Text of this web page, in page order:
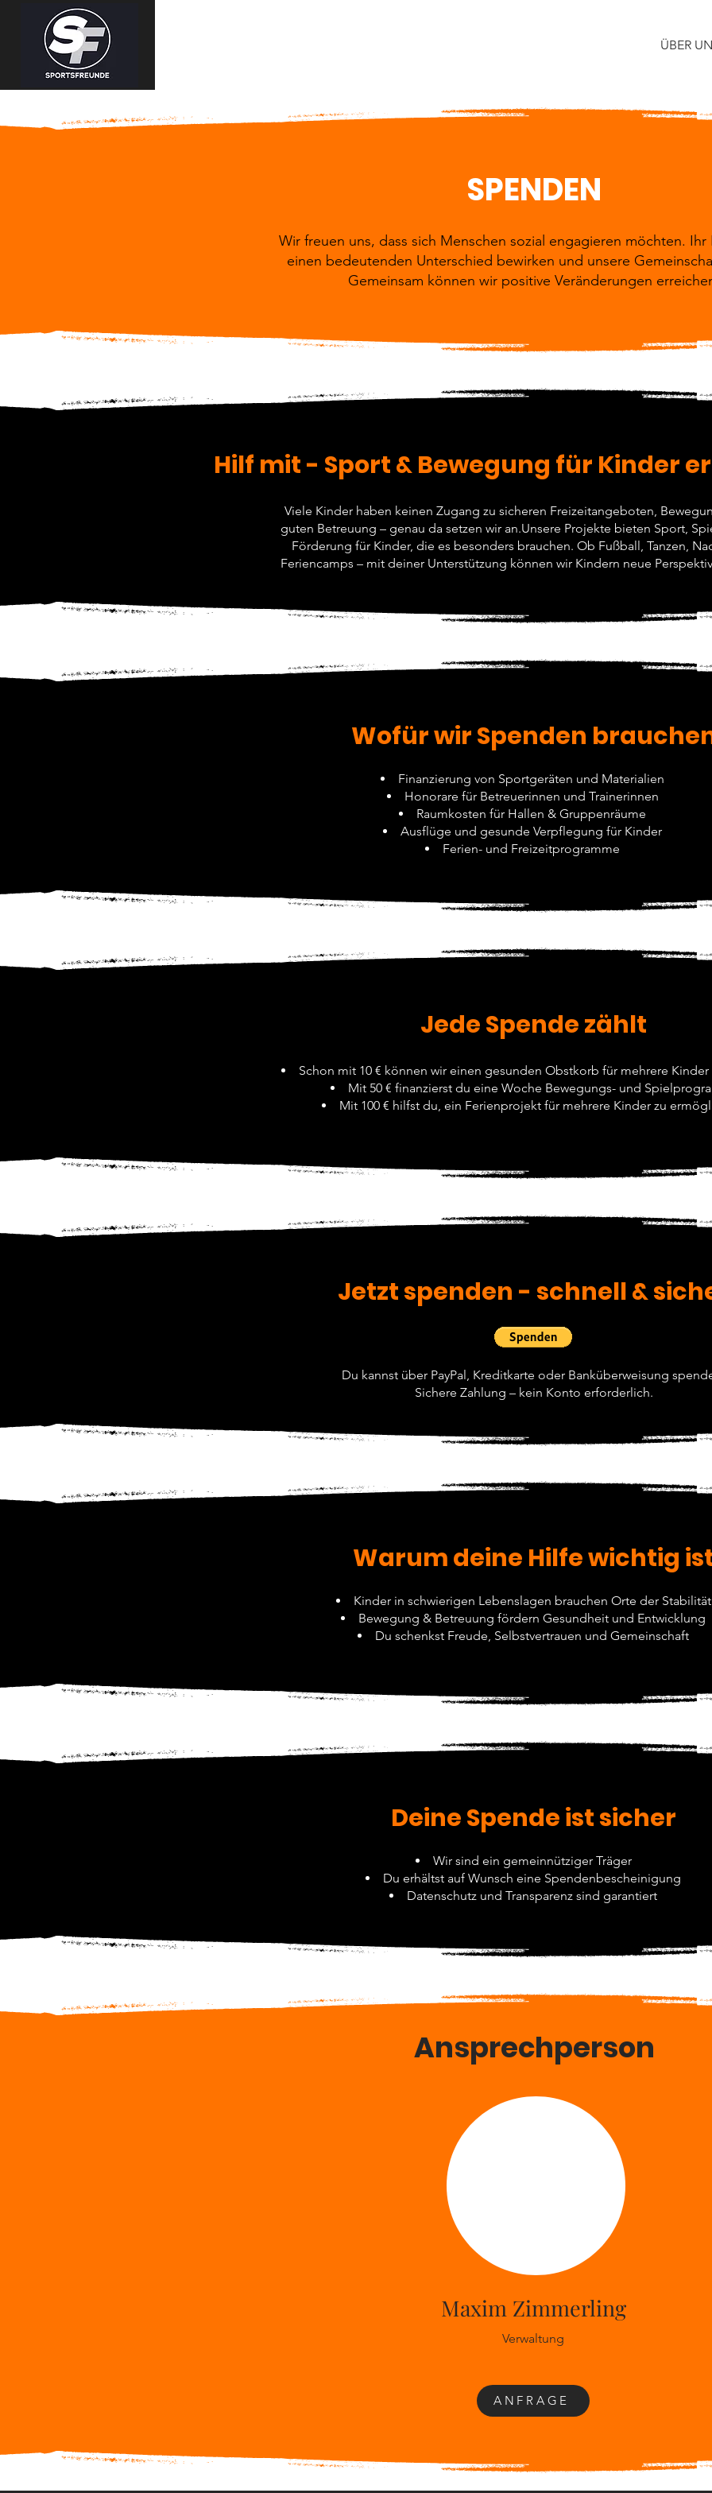
ÜBER
SPENDEN
Wir freuen uns, dass sich Menschen sozial engagieren möchten. Ihr
einen bedeutenden Unterschied bewirken und unsere
Gemeinsam können wir positive Veränderungen
Hilf mit - Sport & Bewegung für Kinder
Viele Kinder haben keinen Zugang zu sicheren Freizeitangeboten,
guten Betreuung – genau da setzen wir an.Unsere Projekte bieten Sport,
Förderung für Kinder, die es besonders brauchen. Ob Fußball, Tanzen,
Feriencamps – mit deiner Unterstützung können wir Kindern neue
Wofür wir Spenden
Finanzierung von Sportgeräten und Materialien
Honorare für Betreuerinnen und Trainerinnen
Raumkosten für Hallen & Gruppenräume
Ausflüge und gesunde Verpflegung für Kinder
Ferien- und Freizeitprogramme
Jede Spende zählt
Schon mit 10 € können wir einen gesunden Obstkorb für mehrere
Mit 50 € finanzierst du eine Woche Bewegungs- und
Mit 100 € hilfst du, ein Ferienprojekt für mehrere Kinder zu
Jetzt spenden - schnell &
Du kannst über PayPal, Kreditkarte oder Banküberweisung
Sichere Zahlung – kein Konto erforderlich.
Warum deine Hilfe wichtig
Kinder in schwierigen Lebenslagen brauchen Orte der Stabilität
Bewegung & Betreuung fördern Gesundheit und Entwicklung
Du schenkst Freude, Selbstvertrauen und Gemeinschaft
Deine Spende ist sicher
Wir sind ein gemeinnütziger Träger
Du erhältst auf Wunsch eine Spendenbescheinigung
Datenschutz und Transparenz sind garantiert
Ansprechperson
Maxim Zimmerling
Verwaltung
ANFRAGE